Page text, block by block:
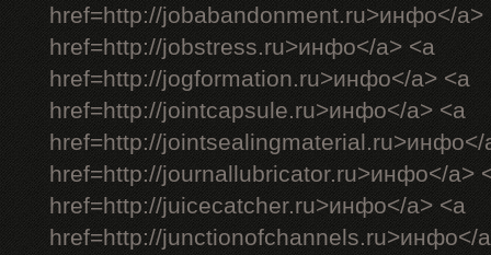
href=http://jobabandonment.ru>инфо</a>
href=http://jobstress.ru>инфо</a> <a
href=http://jogformation.ru>инфо</a> <a
href=http://jointcapsule.ru>инфо</a> <a
href=http://jointsealingmaterial.ru>инфо</
href=http://journallubricator.ru>инфо</a>
href=http://juicecatcher.ru>инфо</a> <a
href=http://junctionofchannels.ru>инфо</